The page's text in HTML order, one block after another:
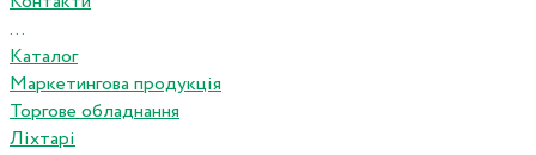
...
Каталог
Маркетингова продукція
Торгове обладнання
Ліхтарі